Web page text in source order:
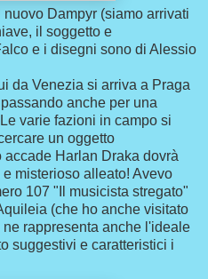
Dampyr (siamo arrivati
il soggetto e
e i disegni sono di Alessio
da Venezia si arriva a Praga
anche per una
varie fazioni in campo si
un oggetto
accade Harlan Draka dovrà
misterioso alleato! Avevo
107 "Il musicista stregato"
(che ho anche visitato
rappresenta anche l'ideale
suggestivi e caratteristici i